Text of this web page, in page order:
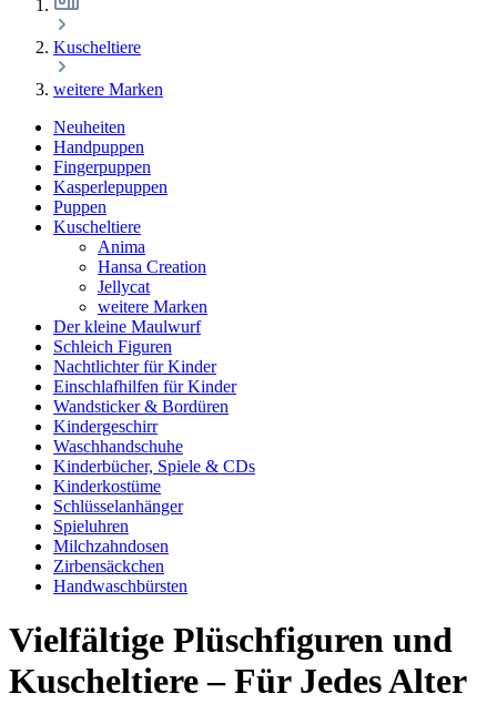
Kuscheltiere
weitere Marken
Neuheiten
Handpuppen
Fingerpuppen
Kasperlepuppen
Puppen
Kuscheltiere
Anima
Hansa Creation
Jellycat
weitere Marken
Der kleine Maulwurf
Schleich Figuren
Nachtlichter für Kinder
Einschlafhilfen für Kinder
Wandsticker & Bordüren
Kindergeschirr
Waschhandschuhe
Kinderbücher, Spiele & CDs
Kinderkostüme
Schlüsselanhänger
Spieluhren
Milchzahndosen
Zirbensäckchen
Handwaschbürsten
Vielfältige Plüschfiguren und
Kuscheltiere – Für Jedes Alter